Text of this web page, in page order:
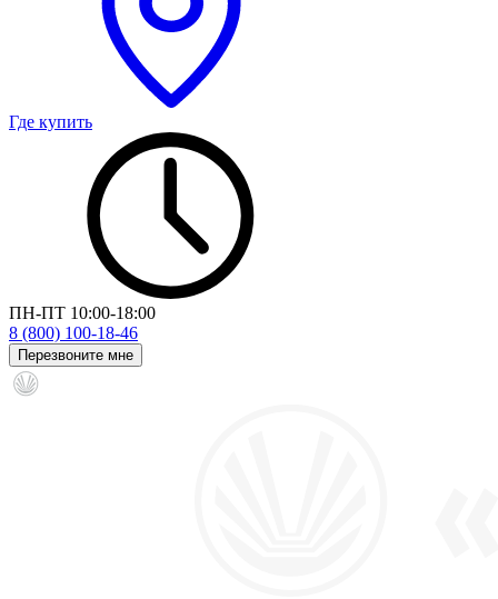
Где купить
ПН-ПТ 10:00-18:00
8 (800) 100-18-46
Перезвоните мне